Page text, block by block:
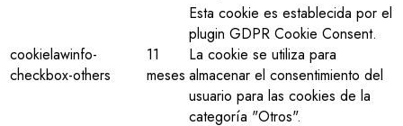
cookielawinfo-
checkbox-others
11
meses
Esta cookie es establecida por el
plugin GDPR Cookie Consent.
La cookie se utiliza para
almacenar el consentimiento del
usuario para las cookies de la
categoría "Otros".